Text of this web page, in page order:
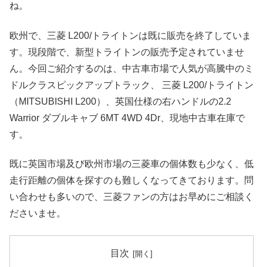
ね。
欧州で、三菱 L200/トライトンは既に販売を終了していま
す。現段階で、新型トライトンの販売予定されていませ
ん。今回ご紹介するのは、中古車市場で人気が高騰中のミ
ドルクラスピックアップトラック、 三菱 L200/トライトン
（MITSUBISHI L200）、英国仕様の右ハンドルの2.2
Warrior ダブルキャブ 6MT 4WD 4Dr、現地中古車在庫で
す。
既に英国市場及び欧州市場の三菱車の個体数も少なく、低
走行距離の個体を探すのも難しくなってきております。問
い合わせも多いので、三菱ファンの方はお早めにご相談く
ださいませ。
目次